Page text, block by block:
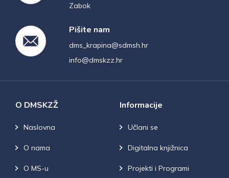
Zabok
Pišite nam
dms_krapina@sdmsh.hr
info@dmskzz.hr
O DMSKZŽ
Naslovna
O nama
O MS-u
Informacije
Učlani se
Digitalna knjižnica
Projekti i Programi